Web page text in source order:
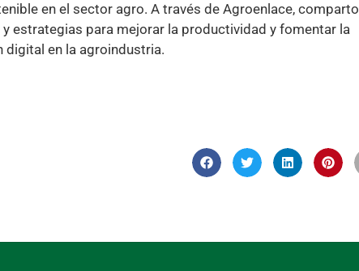
en el sector agro. A través de Agroenlace, comparto
estrategias para mejorar la productividad y fomentar la
en la agroindustria.